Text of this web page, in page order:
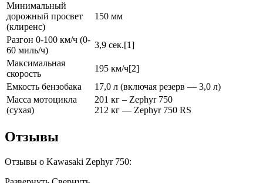
Минимальный
дорожный просвет
(клиренс)
150 мм
Разгон 0-100 км/ч (0-
60 миль/ч)
3,9 сек.[1]
Максимальная
скорость
195 км/ч[2]
Емкость бензобака
17,0 л (включая резерв — 3,0 л)
Масса мотоцикла
(сухая)
201 кг – Zephyr 750
212 кг — Zephyr 750 RS
Отзывы
Отзывы о Kawasaki Zephyr 750: